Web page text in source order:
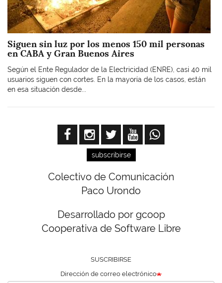
Siguen sin luz por los menos 150 mil personas
en CABA y Gran Buenos Aires
Según el Ente Regulador de la Electricidad (ENRE), casi 40 mil
usuarios siguen con cortes. En la mayoría de los casos, están
en esa situación desde...
subscribirse
Colectivo de Comunicación
Paco Urondo
Desarrollado por gcoop
Cooperativa de Software Libre
SUSCRIBIRSE
Dirección de correo electrónico